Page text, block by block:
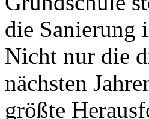
die Sanierung
Nicht nur die
nächsten
größte